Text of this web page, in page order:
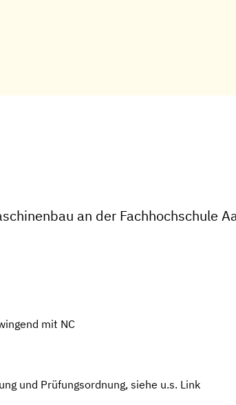
an der Fachhochschule
mit NC
und Prüfungsordnung, siehe u.s. Link